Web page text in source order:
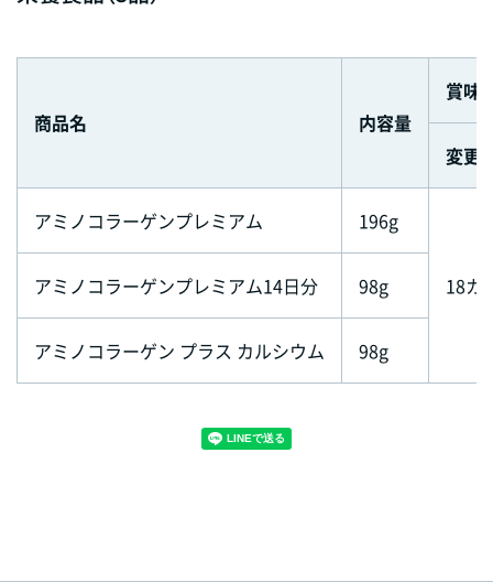
商品名 内容量
賞味
変更
アミノコラーゲンプレミアム 196g
18カ
アミノコラーゲンプレミアム14日分 98g
アミノコラーゲン プラス カルシウム 98g